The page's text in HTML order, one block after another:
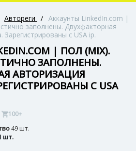
Автореги / Аккаунты LinkedIn.com |
заполнены. Двухфакторная
Зарегистрированы с USA ip.
| ПОЛ (MIX).
ЗАПОЛНЕНЫ.
АВТОРИЗАЦИЯ
С USA
100+
49 шт.
шт.